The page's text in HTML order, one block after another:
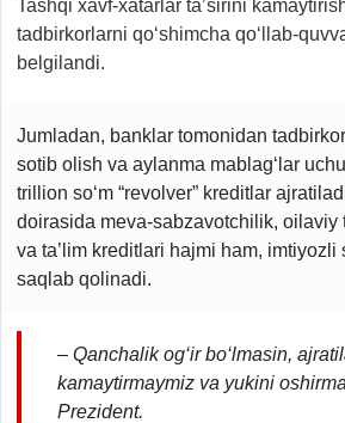
Tashqi xavf-xatarlar ta’sirini
tadbirkorlarni qo‘shimcha qo‘llab-
belgilandi.
Jumladan, banklar tomonidan
sotib olish va aylanma mablag‘lar
trillion so‘m “revolver” kreditlar
doirasida meva-sabzavotchilik, oilaviy
va ta’lim kreditlari hajmi ham, imtiyozli
saqlab qolinadi.
– Qanchalik og‘ir bo‘lmasin,
kamaytirmaymiz va yukini
Prezident.